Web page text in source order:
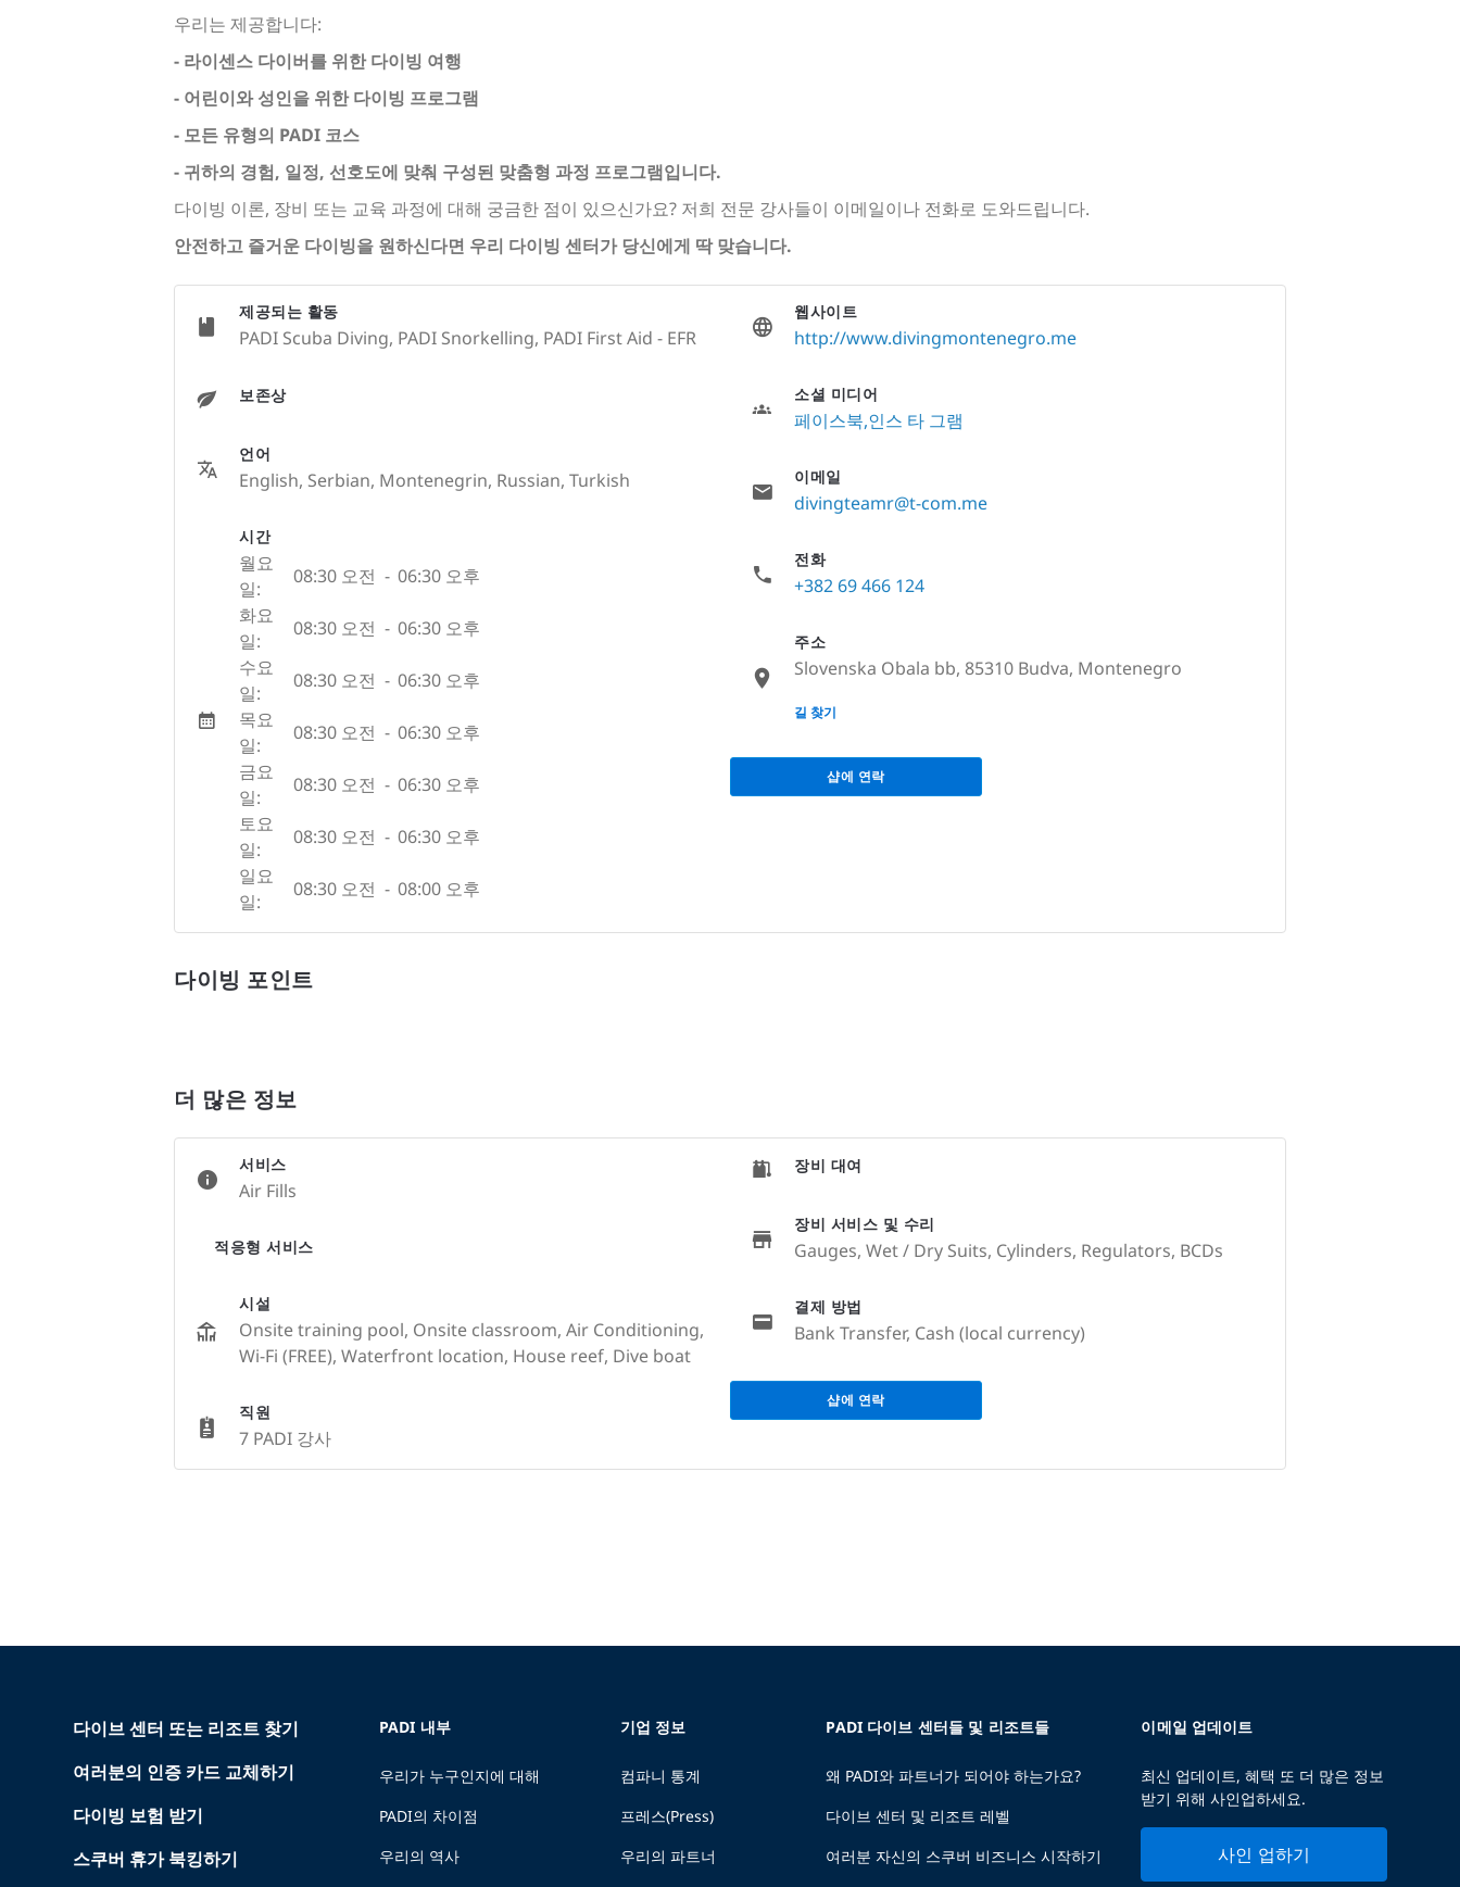
우리는 제공합니다:
- 라이센스 다이버를 위한 다이빙 여행
- 어린이와 성인을 위한 다이빙 프로그램
- 모든 유형의 PADI 코스
- 귀하의 경험, 일정, 선호도에 맞춰 구성된 맞춤형 과정 프로그램입니다.
다이빙 이론, 장비 또는 교육 과정에 대해 궁금한 점이 있으신가요? 저희 전문 강사들이 이메일이나 전화로 도와드립니다.
안전하고 즐거운 다이빙을 원하신다면 우리 다이빙 센터가 당신에게 딱 맞습니다.
제공되는 활동
PADI Scuba Diving, PADI Snorkelling, PADI First Aid - EFR
보존상
언어
English, Serbian, Montenegrin, Russian, Turkish
시간
월요
일:
08:30 오전 - 06:30 오후
화요
일:
08:30 오전 - 06:30 오후
수요
일:
08:30 오전 - 06:30 오후
목요
일:
08:30 오전 - 06:30 오후
금요
일:
08:30 오전 - 06:30 오후
토요
일:
08:30 오전 - 06:30 오후
일요
일:
08:30 오전 - 08:00 오후
웹사이트
http://www.divingmontenegro.me
소셜 미디어
페이스북 인스 타 그램
이메일
divingteamr@t-com.me
전화
+382 69 466 124
주소
Slovenska Obala bb, 85310 Budva, Montenegro
None
길 찾기
샵에 연락
다이빙 포인트
더 많은 정보
서비스
Air Fills
적응형 서비스
시설
Onsite training pool, Onsite classroom, Air Conditioning,
Wi-Fi (FREE), Waterfront location, House reef, Dive boat
직원
7 PADI 강사
장비 대여
장비 서비스 및 수리
Gauges, Wet / Dry Suits, Cylinders, Regulators, BCDs
결제 방법
Bank Transfer, Cash (local currency)
샵에 연락
다이브 센터 또는 리조트 찾기
여러분의 인증 카드 교체하기
다이빙 보험 받기
스쿠버 휴가 북킹하기
PADI 내부
우리가 누구인지에 대해
PADI의 차이점
우리의 역사
기업 정보
컴파니 통계
프레스(Press)
우리의 파트너
PADI 다이브 센터들 및 리조트들
왜 PADI와 파트너가 되어야 하는가요?
다이브 센터 및 리조트 레벨
여러분 자신의 스쿠버 비즈니스 시작하기
이메일 업데이트
최신 업데이트, 혜택 또 더 많은 정보
받기 위해 사인업하세요.
사인 업하기